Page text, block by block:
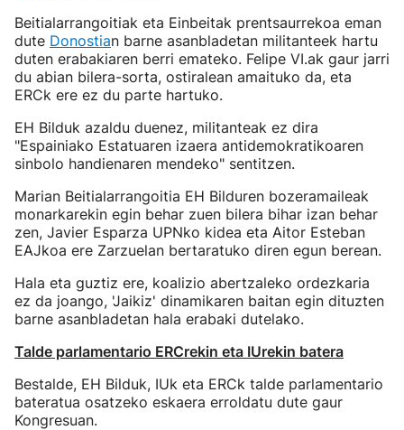
Beitialarrangoitiak eta Einbeitak prentsaurrekoa eman
dute Donostian barne asanbladetan militanteek hartu
duten erabakiaren berri emateko. Felipe VI.ak gaur jarri
du abian bilera-sorta, ostiralean amaituko da, eta
ERCk ere ez du parte hartuko.
EH Bilduk azaldu duenez, militanteak ez dira
"Espainiako Estatuaren izaera antidemokratikoaren
sinbolo handienaren mendeko" sentitzen.
Marian Beitialarrangoitia EH Bilduren bozeramaileak
monarkarekin egin behar zuen bilera bihar izan behar
zen, Javier Esparza UPNko kidea eta Aitor Esteban
EAJkoa ere Zarzuelan bertaratuko diren egun berean.
Hala eta guztiz ere, koalizio abertzaleko ordezkaria
ez da joango, 'Jaikiz' dinamikaren baitan egin dituzten
barne asanbladetan hala erabaki dutelako.
Talde parlamentario ERCrekin eta IUrekin batera
Bestalde, EH Bilduk, IUk eta ERCk talde parlamentario
bateratua osatzeko eskaera erroldatu dute gaur
Kongresuan.